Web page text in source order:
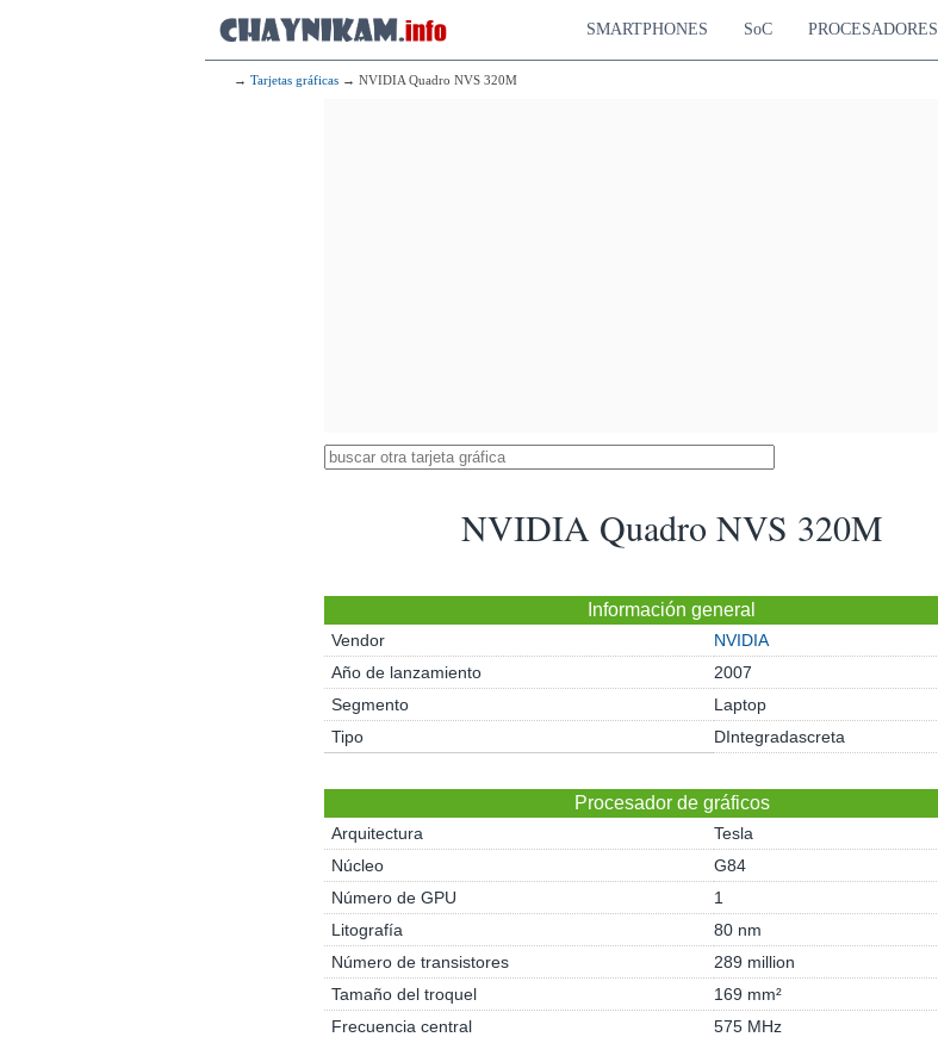
SMARTPHONES SoC PROCESADORES
→ Tarjetas gráficas → NVIDIA Quadro NVS 320M
NVIDIA Quadro NVS 320M
Información general
Vendor
NVIDIA
Año de lanzamiento
2007
Segmento
Laptop
Tipo
DIntegradascreta
Procesador de gráficos
Arquitectura
Tesla
Núcleo
G84
Número de GPU
1
Litografía
80 nm
Número de transistores
289 million
Tamaño del troquel
169 mm²
Frecuencia central
575 MHz